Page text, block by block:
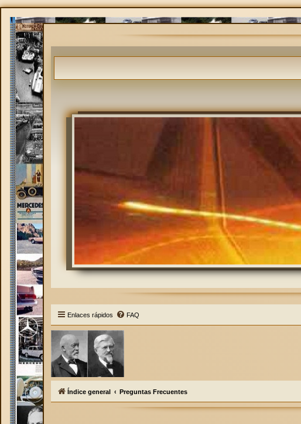
Enlaces rápidos FAQ
Índice general Preguntas Frecuentes